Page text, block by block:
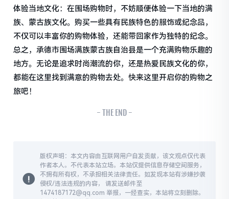
体验当地文化：在围场购物时，不妨顺便体验一下当地的满
族、蒙古族文化。购买一些具有民族特色的服饰或纪念品，
不仅可以丰富你的购物体验，还能带回家作为独特的纪念。
总之，承德市围场满族蒙古族自治县是一个充满购物乐趣的
地方。无论是追求时尚潮流的你，还是热爱民族文化的你，
都能在这里找到满意的购物去处。快来这里开启你的购物之
旅吧！
- THE END -
版权声明：本文内容由互联网用户自发贡献，该文观点仅代表
作者本人。不代表本站立场。本站仅提供信息存储空间服务，
不拥有所有权，不承担相关法律责任。如发现本站有涉嫌抄袭
侵权/违法违规的内容， 请发送邮件至
1474187172@qq.com 举报，一经查实，本站将立刻删除。